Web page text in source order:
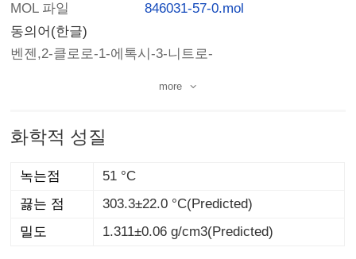
MOL 파일
846031-57-0.mol
동의어(한글)
벤젠,2-클로로-1-에톡시-3-니트로-
more
화학적 성질
녹는점
51 °C
끓는 점
303.3±22.0 °C(Predicted)
밀도
1.311±0.06 g/cm3(Predicted)